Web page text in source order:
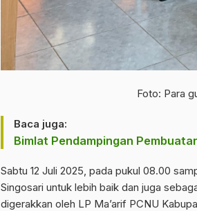
Foto: Para
Baca juga:
Bimlat Pendampingan
Sabtu 12 Juli 2025, pada pukul 08.00
Singosari untuk lebih baik dan juga
digerakkan oleh LP Ma’arif PCNU